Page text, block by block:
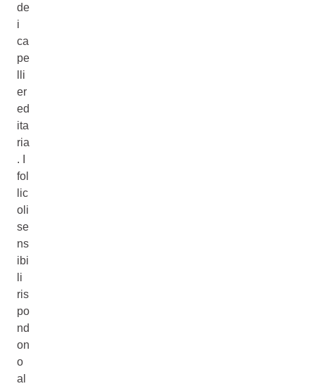
de
i
ca
pe
lli
er
ed
ita
ria
. I
fol
lic
oli
se
ns
ibi
li
ris
po
nd
on
o
al